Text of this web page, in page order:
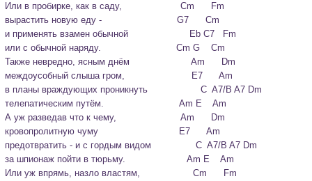
Или в пробирке, как в саду,                     Cm      Fm
вырастить новую еду -                           G7      Cm
и применять взамен обычной                      Eb C7   Fm
или с обычной наряду.                           Cm G    Cm
Также невредно, ясным днём                      Am      Dm
междоусобный слыша гром,                        E7      Am
в планы враждующих проникнуть                   C  A7/B A7 Dm
телепатическим путём.                           Am E    Am
А уж разведав что к чему,                       Am      Dm
кровопролитную чуму                             E7      Am
предотвратить - и с гордым видом                C  A7/B A7 Dm
за шпионаж пойти в тюрьму.                      Am E    Am
Или уж впрямь, назло властям,                   Cm      Fm